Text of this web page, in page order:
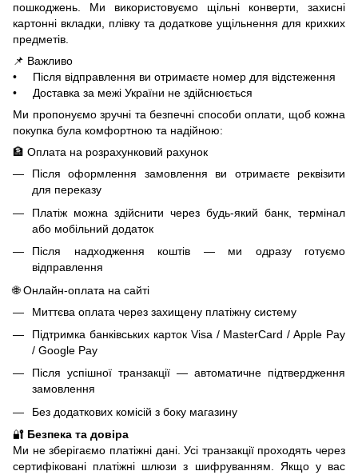
пошкоджень. Ми використовуємо щільні конверти, захисні
картонні вкладки, плівку та додаткове ущільнення для крихких
предметів.
📌 Важливо
• Після відправлення ви отримаєте номер для відстеження
• Доставка за межі України не здійснюється
Ми пропонуємо зручні та безпечні способи оплати, щоб кожна
покупка була комфортною та надійною:
🏦 Оплата на розрахунковий рахунок
Після оформлення замовлення ви отримаєте реквізити
для переказу
Платіж можна здійснити через будь-який банк, термінал
або мобільний додаток
Після надходження коштів — ми одразу готуємо
відправлення
🌐 Онлайн-оплата на сайті
Миттєва оплата через захищену платіжну систему
Підтримка банківських карток Visa / MasterCard / Apple Pay
/ Google Pay
Після успішної транзакції — автоматичне підтвердження
замовлення
Без додаткових комісій з боку магазину
🔐 Безпека та довіра
Ми не зберігаємо платіжні дані. Усі транзакції проходять через
сертифіковані платіжні шлюзи з шифруванням. Якщо у вас